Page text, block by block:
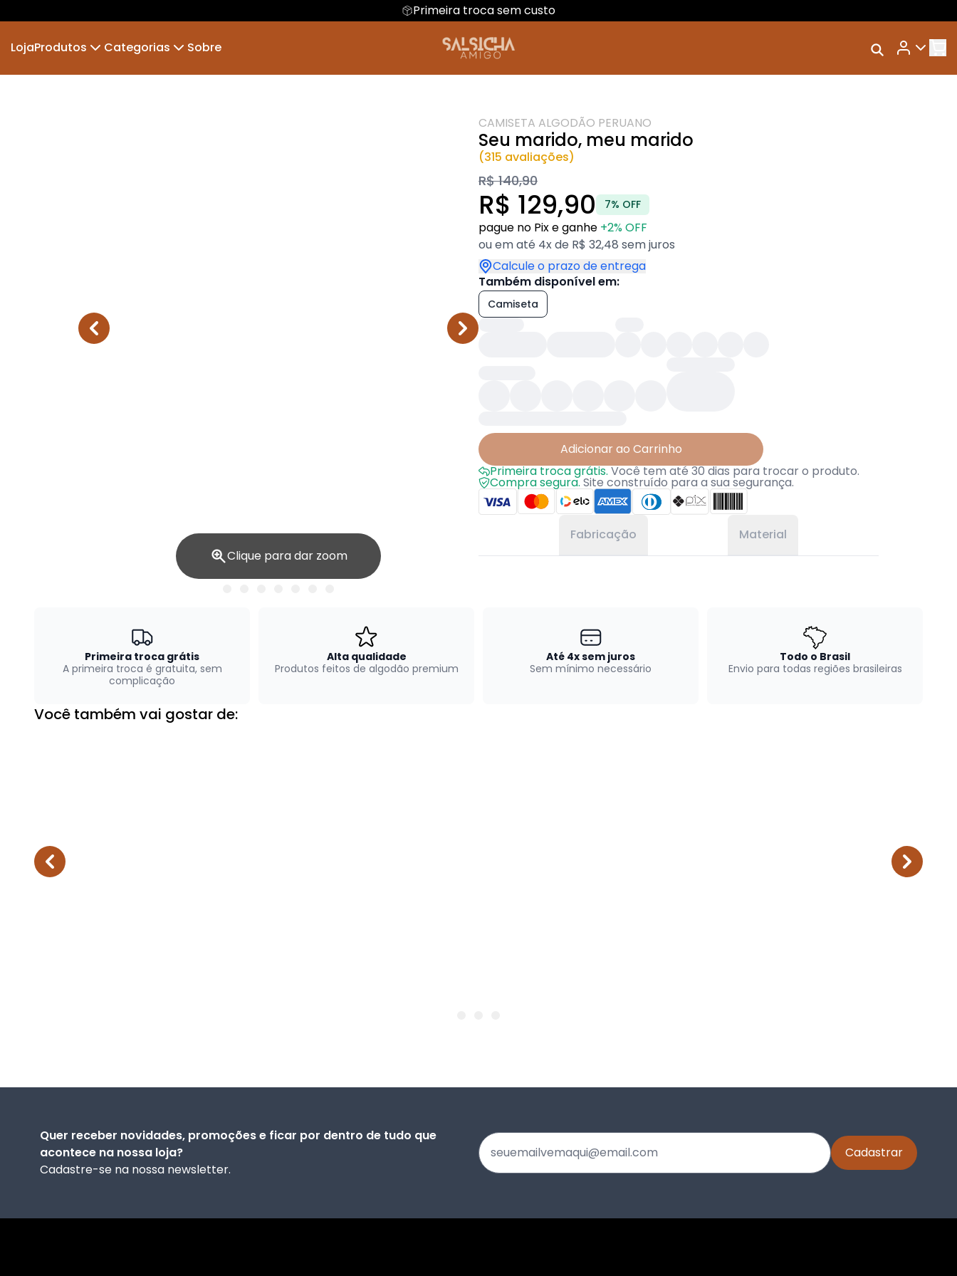
Primeira troca sem custo
LojaProdutos
Camiseta
Camiseta Infantil Camiseta Algodão Peruano
Hoodie Moletom
Categorias
Frases
Geral Dia das mães
Dia dos namorados
Sobre
Rastrear Meu
Clique para dar zoom
CAMISETA ALGODÃO PERUANO
Seu marido, meu marido
(315 avaliações)
R$ 140,90
R$ 129,90 7% OFF
pague no Pix e ganhe +2% OFF
ou em até 4x de R$ 32,48 sem juros
Calcule o prazo de entrega
Também disponível em:
Camiseta
Adicionar ao Carrinho
Primeira troca grátis.Você tem até 30 dias para trocar o produto.
Compra segura.Site construído para a sua segurança.
Fabricação Material
Primeira troca grátis
A primeira troca é gratuita, sem
complicação
Alta qualidade
Produtos feitos de algodão premium
Até 4x sem juros
Sem mínimo necessário
Todo o Brasil
Envio para todas regiões brasileiras
Você também vai gostar de:
Quer receber novidades, promoções e ficar por dentro de tudo que
acontece na nossa loja?
Cadastre-se na nossa newsletter.